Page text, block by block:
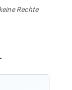
Rechte